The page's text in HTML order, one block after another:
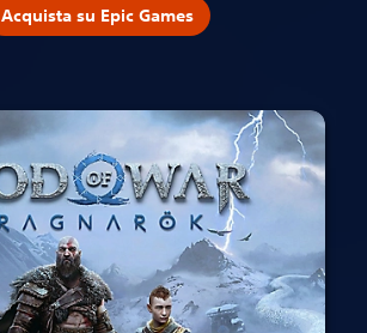
Acquista su Epic Games